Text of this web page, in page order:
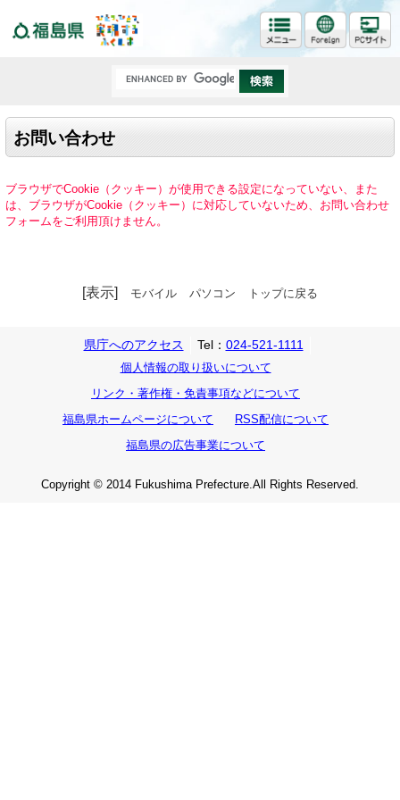
お問い合わせ
ブラウザでCookie（クッキー）が使用できる設定になっていない、また
は、ブラウザがCookie（クッキー）に対応していないため、お問い合わせ
フォームをご利用頂けません。
[表示] モバイル パソコン トップに戻る
県庁へのアクセス Tel： 024-521-1111
個人情報の取り扱いについて
リンク・著作権・免責事項などについて
福島県ホームページについて
RSS配信について
福島県の広告事業について
Copyright © 2014 Fukushima Prefecture.All Rights Reserved.